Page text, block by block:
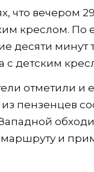
что вечером
креслом. По
десяти минут
детским
отметили
пензенцев
и